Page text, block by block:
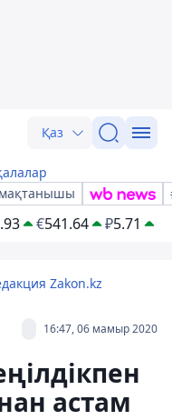
Қаз
€541.64 ₽5.71
Zakon.kz
16:47, 06 мамыр 2020
астам